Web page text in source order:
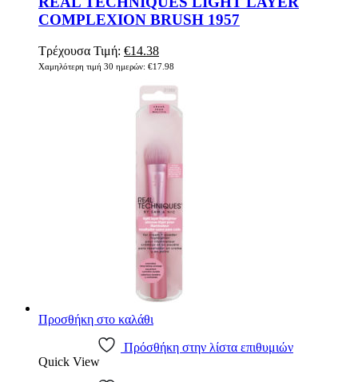
COMPLEXION BRUSH 1957
Τρέχουσα Τιμή: Original
price
€17.98.
€14.38Η
τρέχουσα
είναι:
€14.38.
Χαμηλότερη τιμή 30 ημερών: €17.98
Προσθήκη στο καλάθι
Πρόσθήκη στην λίστα επιθυμιών
Quick View